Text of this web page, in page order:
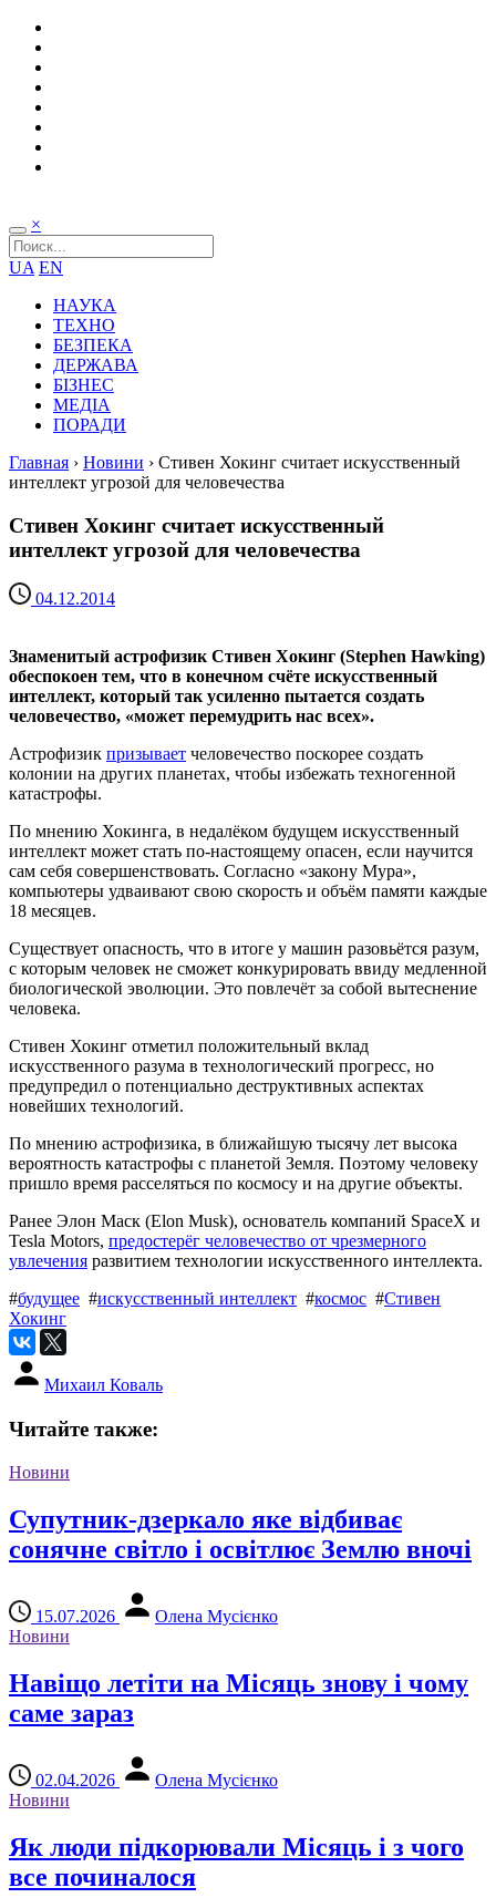
×
UA EN
НАУКА
ТЕХНО
БЕЗПЕКА
ДЕРЖАВА
БІЗНЕС
МЕДІА
ПОРАДИ
Главная › Новини › Стивен Хокинг считает искусственный
интеллект угрозой для человечества
Стивен Хокинг считает искусственный
интеллект угрозой для человечества
04.12.2014
Знаменитый астрофизик Стивен Хокинг (Stephen Hawking)
обеспокоен тем, что в конечном счёте искусственный
интеллект, который так усиленно пытается создать
человечество, «может перемудрить нас всех».
Астрофизик призывает человечество поскорее создать
колонии на других планетах, чтобы избежать техногенной
катастрофы.
По мнению Хокинга, в недалёком будущем искусственный
интеллект может стать по-настоящему опасен, если научится
сам себя совершенствовать. Согласно «закону Мура»,
компьютеры удваивают свою скорость и объём памяти каждые
18 месяцев.
Существует опасность, что в итоге у машин разовьётся разум,
с которым человек не сможет конкурировать ввиду медленной
биологической эволюции. Это повлечёт за собой вытеснение
человека.
Стивен Хокинг отметил положительный вклад
искусственного разума в технологический прогресс, но
предупредил о потенциально деструктивных аспектах
новейших технологий.
По мнению астрофизика, в ближайшую тысячу лет высока
вероятность катастрофы с планетой Земля. Поэтому человеку
пришло время расселяться по космосу и на другие объекты.
Ранее Элон Маск (Elon Musk), основатель компаний SpaceX и
Tesla Motors, предостерёг человечество от чрезмерного
увлечения развитием технологии искусственного интеллекта.
#будущее #искусственный интеллект #космос #Стивен
Хокинг
Михаил Коваль
Читайте также:
Новини
Супутник-дзеркало яке відбиває
сонячне світло і освітлює Землю вночі
15.07.2026
Олена Мусієнко
Новини
Навіщо летіти на Місяць знову і чому
саме зараз
02.04.2026
Олена Мусієнко
Новини
Як люди підкорювали Місяць і з чого
все починалося